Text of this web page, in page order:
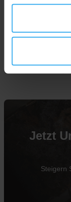
Jetzt
Steigern